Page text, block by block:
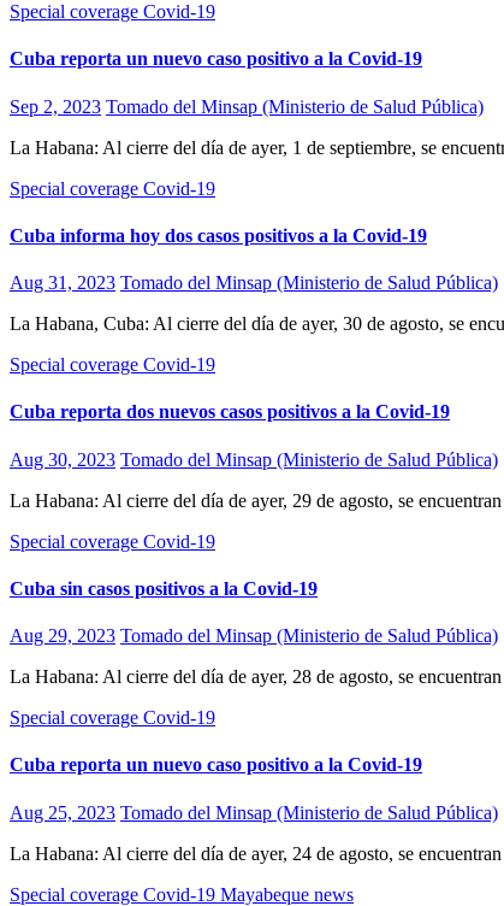
Special coverage Covid-19
Cuba reporta un nuevo caso positivo a la Covid-19
Sep 2, 2023 Tomado del Minsap (Ministerio de Salud Pública)
La Habana: Al cierre del día de ayer, 1 de septiembre, se
Special coverage Covid-19
Cuba informa hoy dos casos positivos a la Covid-19
Aug 31, 2023 Tomado del Minsap (Ministerio de Salud Pública)
La Habana, Cuba: Al cierre del día de ayer, 30 de agosto, se
Special coverage Covid-19
Cuba reporta dos nuevos casos positivos a la Covid-19
Aug 30, 2023 Tomado del Minsap (Ministerio de Salud Pública)
La Habana: Al cierre del día de ayer, 29 de agosto, se
Special coverage Covid-19
Cuba sin casos positivos a la Covid-19
Aug 29, 2023 Tomado del Minsap (Ministerio de Salud Pública)
La Habana: Al cierre del día de ayer, 28 de agosto, se
Special coverage Covid-19
Cuba reporta un nuevo caso positivo a la Covid-19
Aug 25, 2023 Tomado del Minsap (Ministerio de Salud Pública)
La Habana: Al cierre del día de ayer, 24 de agosto, se
Special coverage Covid-19 Mayabeque news